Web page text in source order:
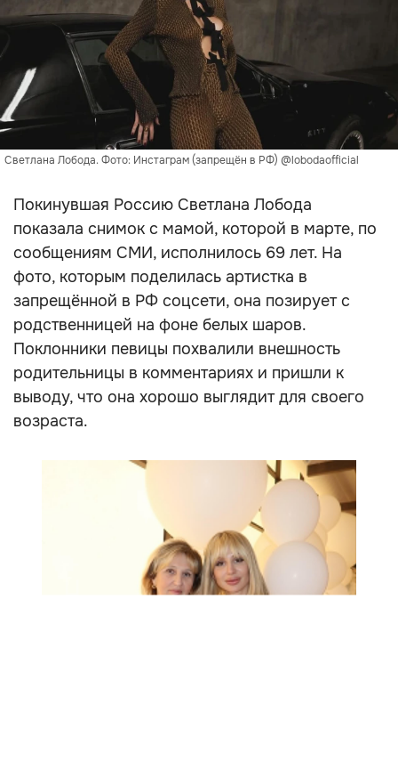
Светлана Лобода. Фото: Инстаграм (запрещён в РФ) @lobodaofficial
Покинувшая Россию Светлана Лобода
показала снимок с мамой, которой в марте, по
сообщениям СМИ, исполнилось 69 лет. На
фото, которым поделилась артистка в
запрещённой в РФ соцсети, она позирует с
родственницей на фоне белых шаров.
Поклонники певицы похвалили внешность
родительницы в комментариях и пришли к
выводу, что она хорошо выглядит для своего
возраста.